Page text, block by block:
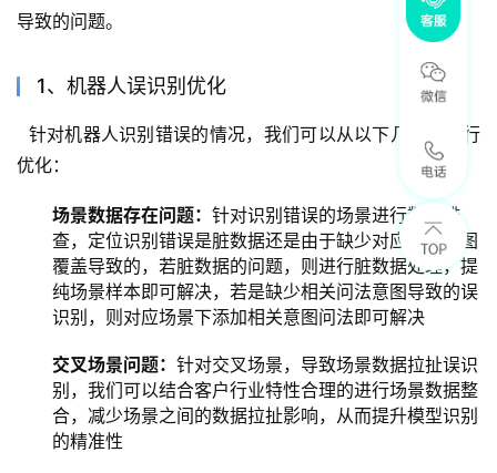
导致的问题。
1、机器人误识别优化
针对机器人识别错误的情况，我们可以从以下几方面进行
优化：
场景数据存在问题： 针对识别错误的场景进行数据排
查，定位识别错误是脏数据还是由于缺少对应问法意图
覆盖导致的，若脏数据的问题，则进行脏数据处理，提
纯场景样本即可解决，若是缺少相关问法意图导致的误
识别，则对应场景下添加相关意图问法即可解决
交叉场景问题： 针对交叉场景，导致场景数据拉扯误识
别，我们可以结合客户行业特性合理的进行场景数据整
合，减少场景之间的数据拉扯影响，从而提升模型识别
的精准性